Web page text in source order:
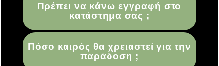
Πρέπει να κάνω εγγραφή στο
κατάστημα σας ;
Πόσο καιρός θα χρειαστεί για την
παράδοση ;